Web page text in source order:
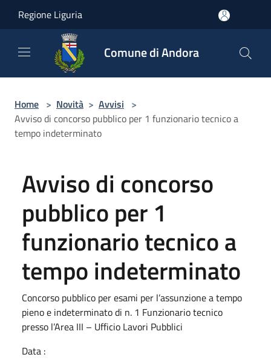
Regione Liguria
Comune di Andora
Home > Novità > Avvisi >
Avviso di concorso pubblico per 1 funzionario tecnico a
tempo indeterminato
Avviso di concorso
pubblico per 1
funzionario tecnico a
tempo indeterminato
Concorso pubblico per esami per l’assunzione a tempo
pieno e indeterminato di n. 1 Funzionario tecnico
presso l’Area III – Ufficio Lavori Pubblici
Data :